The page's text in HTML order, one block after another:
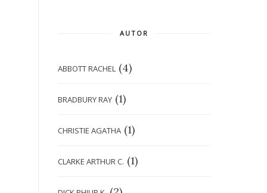
AUTOR
ABBOTT RACHEL (4)
BRADBURY RAY (1)
CHRISTIE AGATHA (1)
CLARKE ARTHUR C. (1)